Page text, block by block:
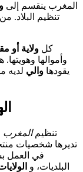
المغرب ينقسم إلى
تنظيم البلاد.
كل ولاية أو
وأموالها وهويتها.
يقودها والي لديه
تنظيمالمغرب
تديرها شخصيات
في العمل
البلديات، و